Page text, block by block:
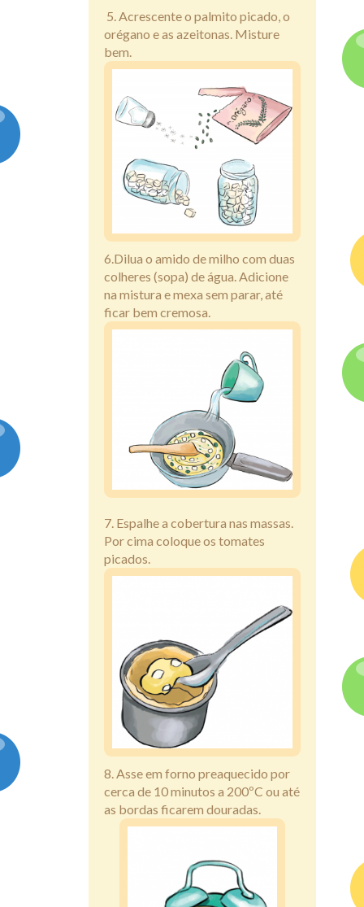
5. Acrescente o palmito picado, o
orégano e as azeitonas. Misture
bem.
6.Dilua o amido de milho com duas
colheres (sopa) de água. Adicione
na mistura e mexa sem parar, até
ficar bem cremosa.
7. Espalhe a cobertura nas massas.
Por cima coloque os tomates
picados.
8. Asse em forno preaquecido por
cerca de 10 minutos a 200ºC ou até
as bordas ficarem douradas.